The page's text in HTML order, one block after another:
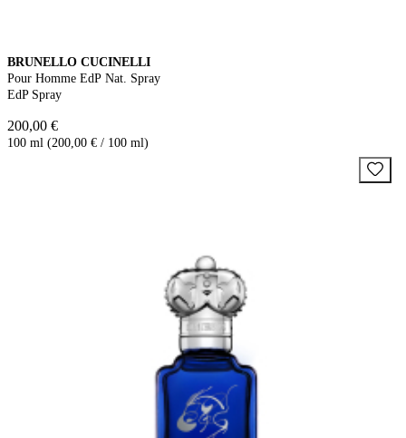
BRUNELLO CUCINELLI
Pour Homme EdP Nat. Spray
EdP Spray
200,00 €
100 ml (200,00 € / 100 ml)